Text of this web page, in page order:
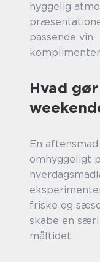
hyggelig
passende
Hvad
En
omhyggeligt
friske og
skabe en
måltidet.